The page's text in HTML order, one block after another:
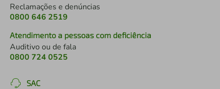
Reclamações e denúncias
0800 646 2519
Atendimento a pessoas com deficiência
Auditivo ou de fala
0800 724 0525
SAC